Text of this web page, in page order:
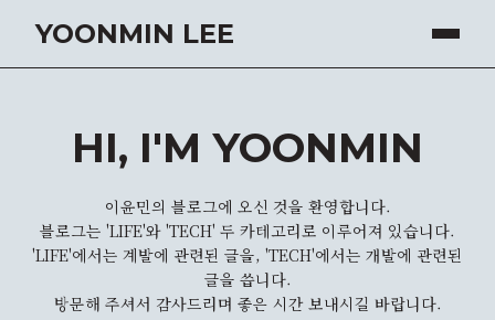
YOONMIN LEE
HI, I'M YOONMIN
이윤민의 블로그에 오신 것을 환영합니다.
블로그는 'LIFE'와 'TECH' 두 카테고리로 이루어져 있습니다.
'LIFE'에서는 계발에 관련된 글을, 'TECH'에서는 개발에 관련된
글을 씁니다.
방문해 주셔서 감사드리며 좋은 시간 보내시길 바랍니다.